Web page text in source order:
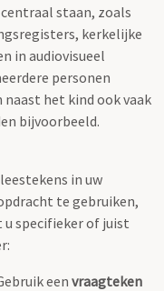
staan, zoals
kerkelijke
in audiovisueel
personen
het kind ook vaak
bijvoorbeeld.
in uw
te gebruiken,
u specifieker of juist
eenvraagteken